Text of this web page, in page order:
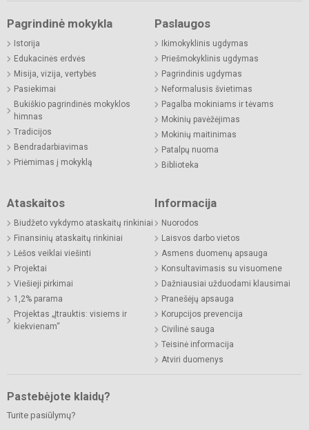
Pagrindinė mokykla
Istorija
Edukacinės erdvės
Misija, vizija, vertybės
Pasiekimai
Bukiškio pagrindinės mokyklos
himnas
Tradicijos
Bendradarbiavimas
Priėmimas į mokyklą
Paslaugos
Ikimokyklinis ugdymas
Priešmokyklinis ugdymas
Pagrindinis ugdymas
Neformalusis švietimas
Pagalba mokiniams ir tėvams
Mokinių pavėžėjimas
Mokinių maitinimas
Patalpų nuoma
Biblioteka
Ataskaitos
Biudžeto vykdymo ataskaitų rinkiniai
Finansinių ataskaitų rinkiniai
Lėšos veiklai viešinti
Projektai
Viešieji pirkimai
1,2% parama
Projektas „Įtrauktis: visiems ir
kiekvienam“
Informacija
Nuorodos
Laisvos darbo vietos
Asmens duomenų apsauga
Konsultavimasis su visuomene
Dažniausiai užduodami klausimai
Pranešėjų apsauga
Korupcijos prevencija
Civilinė sauga
Teisinė informacija
Atviri duomenys
Pastebėjote klaidų?
Turite pasiūlymų?